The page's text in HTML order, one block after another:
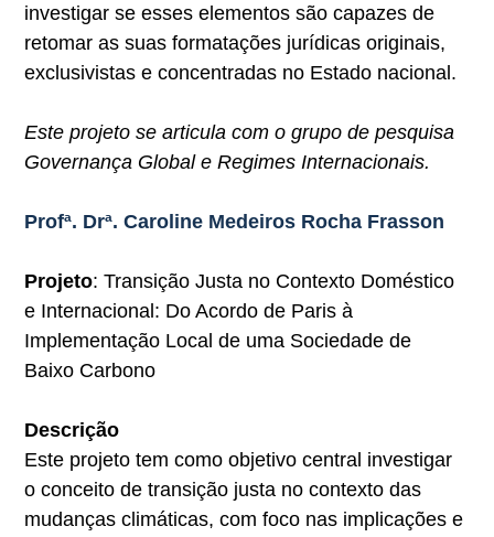
investigar se esses elementos são capazes de
retomar as suas formatações jurídicas originais,
exclusivistas e concentradas no Estado nacional.
Este projeto se articula com o grupo de pesquisa
Governança Global e Regimes Internacionais.
Profª. Drª. Caroline Medeiros Rocha Frasson
Projeto: Transição Justa no Contexto Doméstico
e Internacional: Do Acordo de Paris à
Implementação Local de uma Sociedade de
Baixo Carbono
Descrição
Este projeto tem como objetivo central investigar
o conceito de transição justa no contexto das
mudanças climáticas, com foco nas implicações e